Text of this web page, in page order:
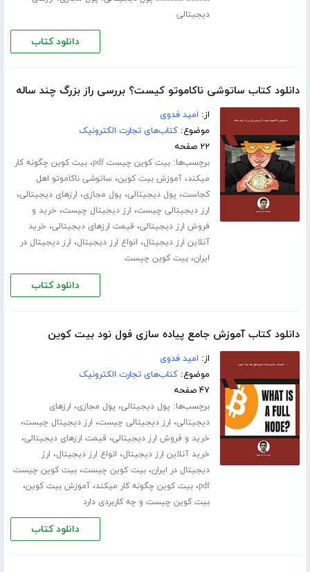
دیجیتالی
دانلود کتاب
دانلود کتاب ساتوشی ناکاموتو کیست؟ بررسی راز بزرگ چند ساله
از: امید فدوی
موضوع:کتاب‌های تجارت الکترونیک
۲۲ صفحه
برچسب‌ها:بیت کوین چیست pdf ،بیت کوین چگونه کار
میکند،آموزش بیت کوین، ساتوشی ناکاموتو اهل
کجاست، پول دیجیتالی، پول مجازی، ارزهای دیجیتالی،
ارز دیجیتالی چیست، ارز دیجیتال چیست، خرید و
فروش ارز دیجیتالی، قیمت ارزهای دیجیتالی، خرید
آنلاین ارز دیجیتال، انواع ارز دیجیتال، ارز دیجیتال در
ایران،بیت کوین چیست
دانلود کتاب
دانلود کتاب آموزش جامع پیاده سازی فول نود بیت کوین
از: امید فدوی
موضوع:کتاب‌های تجارت الکترونیک
۴۷ صفحه
برچسب‌ها: پول دیجیتالی، پول مجازی، ارزهای
دیجیتالی، ارز دیجیتالی چیست، ارز دیجیتال چیست،
خرید و فروش ارز دیجیتالی، قیمت ارزهای دیجیتالی،
خرید آنلاین ارز دیجیتال، انواع ارز دیجیتال، ارز
دیجیتال در ایران،بیت کوین چیست،بیت کوین چیست
pdf،بیت کوین چگونه کار میکند،آموزش بیت کوین،
بیت کوین چیست و چه کاربردی دارد
دانلود کتاب